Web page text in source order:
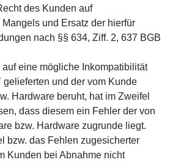
des Kunden auf
und Ersatz der hierfür
nach §§ 634, Ziff. 2, 637 BGB
eine mögliche Inkompatibilität
und der vom Kunde
Hardware beruht, hat im Zweifel
dass diesem ein Fehler der von
bzw. Hardware zugrunde liegt.
bzw. das Fehlen zugesicherter
Kunden bei Abnahme nicht